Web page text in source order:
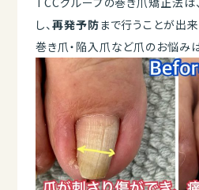
し、 再発予防まで行うことが出来
巻き爪・陥入爪など爪のお悩み